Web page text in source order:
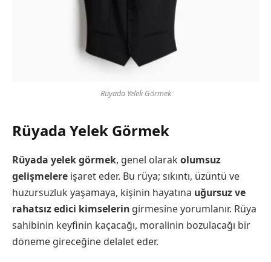
Rüyada Yelek Görmek
Rüyada Yelek Görmek
Rüyada yelek görmek, genel olarak olumsuz
gelişmelere işaret eder. Bu rüya; sıkıntı, üzüntü ve
huzursuzluk yaşamaya, kişinin hayatına uğursuz ve
rahatsız edici kimselerin girmesine yorumlanır. Rüya
sahibinin keyfinin kaçacağı, moralinin bozulacağı bir
döneme gireceğine delalet eder.